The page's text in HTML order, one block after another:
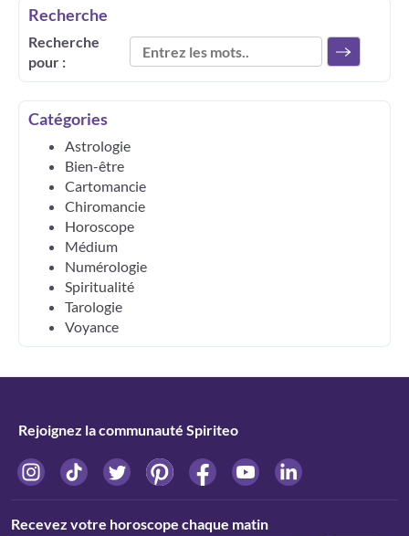
Recherche
Recherche
pour :
Catégories
Astrologie
Bien-être
Cartomancie
Chiromancie
Horoscope
Médium
Numérologie
Spiritualité
Tarologie
Voyance
Rejoignez la communauté Spiriteo
Recevez votre horoscope chaque matin